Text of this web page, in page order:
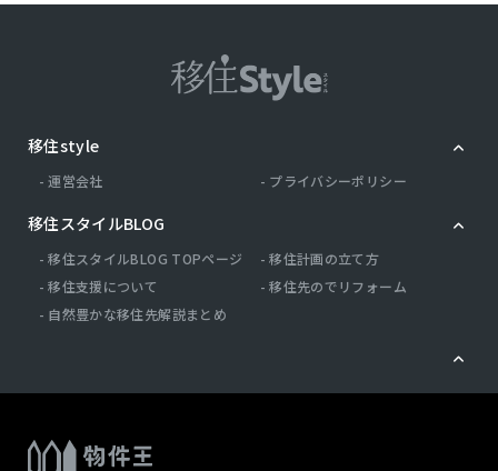
移住style
運営会社 プライバシーポリシー
移住スタイルBLOG
移住スタイルBLOG TOPページ
移住計画の立て方
移住支援について
移住先のでリフォーム
自然豊かな移住先解説まとめ